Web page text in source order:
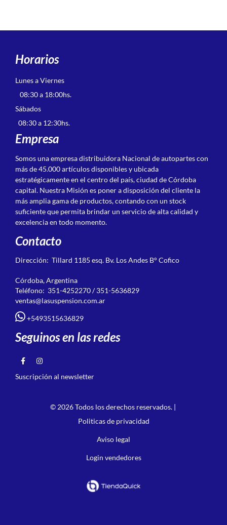
Horarios
Lunes a Viernes
08:30 a 18:00hs.
Sábados
08:30 a 12:30hs.
Empresa
Somos una empresa distribuidora Nacional de autopartes con
más de 45.000 artículos disponibles y ubicada
estratégicamente en el centro del país, ciudad de Córdoba
capital. Nuestra Misión es poner a disposición del cliente la
más amplia gama de productos, contando con un stock
suficiente que permita brindar un servicio de alta calidad y
excelencia en todo momento.
Contacto
Dirección: Tillard 1185 esq. Bv. Los Andes B° Cofico
Córdoba, Argentina
Teléfono: 351-4252270 / 351-5636829
ventas@lasuspension.com.ar
+5493515636829
Seguinos en las redes
Suscripción al newsletter
© 2026 Todos los derechos reservados. |
Politicas de privacidad
Aviso legal
Login vendedores